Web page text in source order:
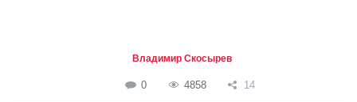
Владимир Скосырев
0 4858 14